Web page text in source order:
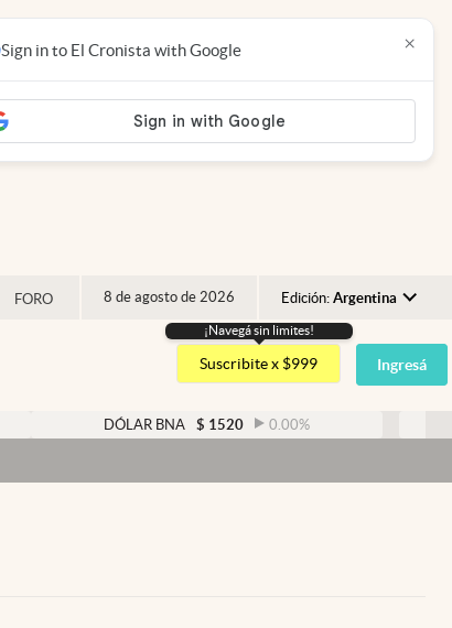
FORO 8 de agosto de 2026 Edición: Argentina
Argentina
España
USA
¡Navegá sin limites!
Suscribite x $999 Ingresá
$ 1520 0.00%
Sign in to El Cronista with Google ×